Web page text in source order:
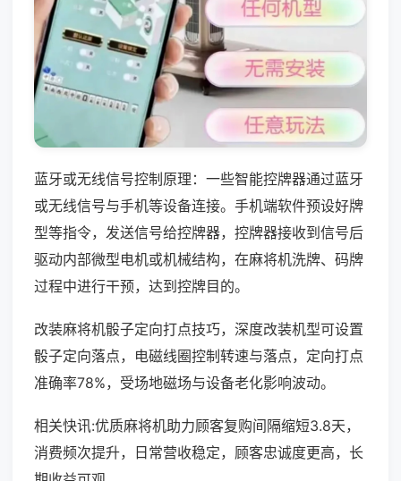
蓝牙或无线信号控制原理：一些智能控牌器通过蓝牙
或无线信号与手机等设备连接。手机端软件预设好牌
型等指令，发送信号给控牌器，控牌器接收到信号后
驱动内部微型电机或机械结构，在麻将机洗牌、码牌
过程中进行干预，达到控牌目的。
改装麻将机骰子定向打点技巧，深度改装机型可设置
骰子定向落点，电磁线圈控制转速与落点，定向打点
准确率78%，受场地磁场与设备老化影响波动。
相关快讯:优质麻将机助力顾客复购间隔缩短3.8天，
消费频次提升，日常营收稳定，顾客忠诚度更高，长